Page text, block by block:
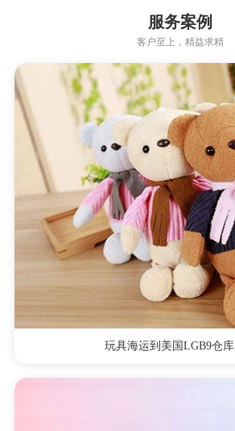
服务案例
客户至上，精益求精
玩具海运到美国LGB9仓库